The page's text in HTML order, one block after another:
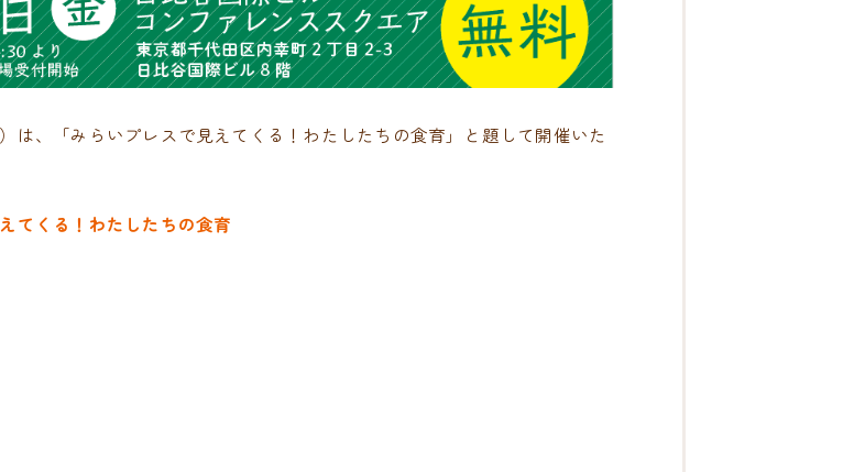
は、「みらいプレスで見えてくる！わたしたちの食育」と題して開催いた
てくる！わたしたちの食育